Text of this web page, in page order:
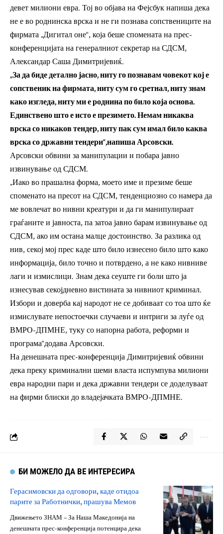
девет милиони евра. Тој во објава на Фејсбук напиша дека
не е во роднинска врска и не ги познава сопствениците на
фирмата „Дигитал оне“, која беше спомената на прес-
конференцијата на генералниот секретар на СДСМ,
Александар Саша Димитријевиќ.
„За да биде детално јасно, ниту го познавам човекот кој е
сопственик на фирмата, ниту сум го сретнал, ниту знам
како изгледа, ниту ми е роднина по било која основа.
Единствено што е исто е презимето. Немам никаква
врска со никаков тендер, ниту пак сум имал било каква
врска со државни тендери“,напиша Арсовски.
Арсовски обвини за манипулации и побара јавно
извинување од СДСМ.
„Иако во прашална форма, моето име и презиме беше
споменато на пресот на СДСМ, тенденциозно со намера да
ме вовлечат во нивни креатури и да ги манипулираат
граѓаните и јавноста, па затоа јавно барам извинување од
СДСМ, ако им остана малце достоинство. За разлика од
нив, секој мој прес каде што било изнесено било што како
информација, било точно и потврдено, а не како нивниве
лаги и измислици. Знам дека сеуште ги боли што ја
изнесував секојдневно вистината за нивниот криминал.
Избори и доверба кај народот не се добиваат со тоа што ќе
измислувате непостоечки случаеви и интриги за луѓе од
ВМРО-ДПМНЕ, туку со напорна работа, реформи и
програма“додава Арсовски.
На денешната прес-конференција Димитријевиќ обвини
дека преку криминални шеми власта испумпува милиони
евра народни пари и дека државни тендери се доделуваат
на фирми блиски до владејачката ВМРО-ДПМНЕ.
БИ МОЖЕЛО ДА ВЕ ИНТЕРЕСИРА
Герасимовски да одговори, каде отидоа
парите за Работнички, прашува Мемов
Движењето ЗНАМ – За Наша Македонија на
денешната прес-конференција потенцира дека